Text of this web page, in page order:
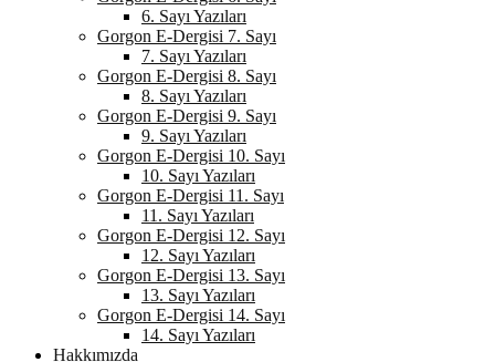
6. Sayı Yazıları
Gorgon E-Dergisi 7. Sayı
7. Sayı Yazıları
Gorgon E-Dergisi 8. Sayı
8. Sayı Yazıları
Gorgon E-Dergisi 9. Sayı
9. Sayı Yazıları
Gorgon E-Dergisi 10. Sayı
10. Sayı Yazıları
Gorgon E-Dergisi 11. Sayı
11. Sayı Yazıları
Gorgon E-Dergisi 12. Sayı
12. Sayı Yazıları
Gorgon E-Dergisi 13. Sayı
13. Sayı Yazıları
Gorgon E-Dergisi 14. Sayı
14. Sayı Yazıları
Hakkımızda